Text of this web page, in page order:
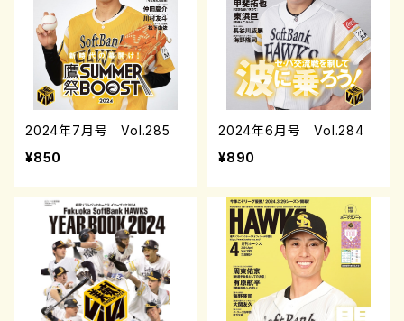
2024年7月号 Vol.285
¥850
2024年6月号 Vol.284
¥890